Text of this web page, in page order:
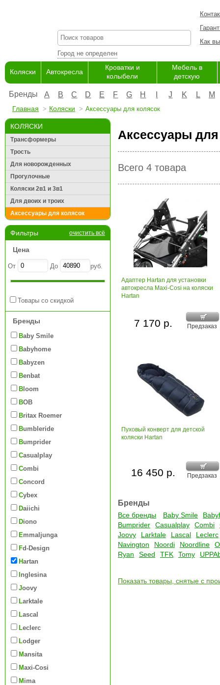
Город не определен
Как
Коляски Автокресла
Кроватки и
колыбели
Мебель в
детскую
Бренды A B C D E F G H J K L M
Главная Коляски Аксессуары для колясок
КОЛЯСКИ
Трансформеры
Трость
Для новорожденных
Прогулочные
Коляски 2в1 и 3в1
Для двоих и троих
Аксессуары для колясок
Фильтры очистить всё
Цена
От До руб.
Товары со скидкой
Бренды
Baby Smile
Babyhome
Babyzen
Benbat
Bloom
BOB
Britax Roemer
Bumbleride
Bumprider
Casualplay
Combi
Concord
Cybex
Daiichi
Diono
Emmaljunga
Fd-Design
Hartan
Inglesina
Joovy
Larktale
Lascal
Leclerc
Lodger
Mansita
Maxi-Cosi
Mima
Аксессуары
Всего 4 товара
Адаптер Hartan для установки
автокресла Maxi-Cosi на коляски
Hartan
Предзаказ
7 170 р.
Пуховый конверт для детской
коляски Hartan
Предзаказ
16 450 р.
Бренды
Все бренды Baby Smile
Bumprider
Casualplay Combi
Joovy
Larktale Lascal
Leclerc
Navington
Noordi Noordline
Ryan
Seed TFK Tomy
Показать товары, снятые с